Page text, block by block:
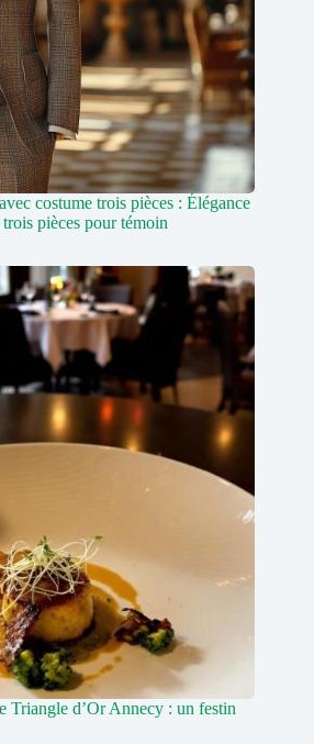
costume trois pièces : Élégance
pièces pour témoin
Triangle d’Or Annecy : un festin